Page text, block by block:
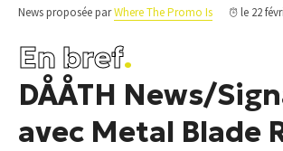
News proposée parWhere The Promo Is le 22
En bref.
DÅÅTH News/
avec Metal Blade